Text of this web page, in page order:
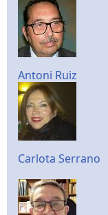
Antoni Ruiz
Carlota Serrano